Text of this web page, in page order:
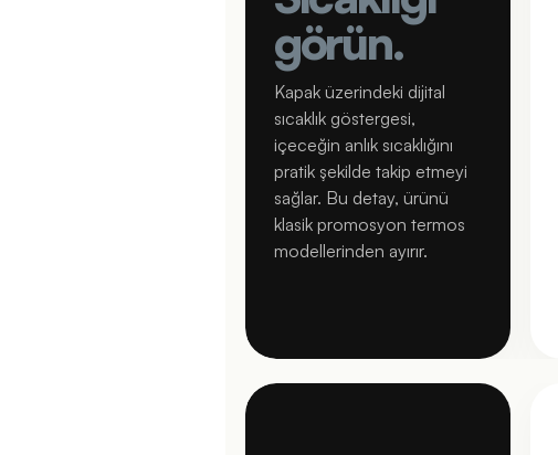
görün.
Kapak üzerindeki dijital
sıcaklık göstergesi,
içeceğin anlık sıcaklığını
pratik şekilde takip etmeyi
sağlar. Bu detay, ürünü
klasik promosyon termos
modellerinden ayırır.